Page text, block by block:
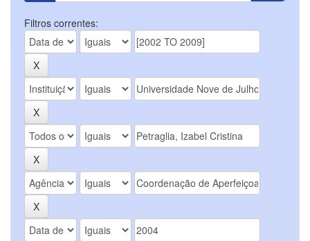
Filtros correntes: